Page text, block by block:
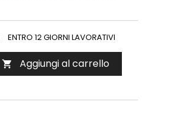
ENTRO 12 GIORNI LAVORATIVI
 Aggiungi al carrello